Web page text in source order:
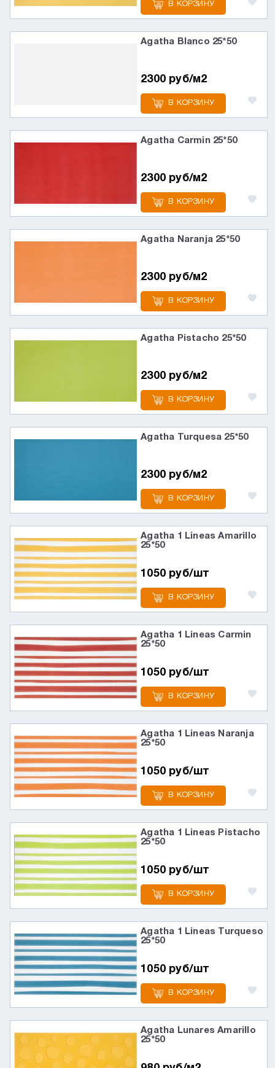
В КОРЗИНУ
Agatha Blanco 25*50
2300 руб/м2
В КОРЗИНУ
Agatha Carmin 25*50
2300 руб/м2
В КОРЗИНУ
Agatha Naranja 25*50
2300 руб/м2
В КОРЗИНУ
Agatha Pistacho 25*50
2300 руб/м2
В КОРЗИНУ
Agatha Turquesa 25*50
2300 руб/м2
В КОРЗИНУ
Agatha 1 Lineas Amarillo
25*50
1050 руб/шт
В КОРЗИНУ
Agatha 1 Lineas Carmin
25*50
1050 руб/шт
В КОРЗИНУ
Agatha 1 Lineas Naranja
25*50
1050 руб/шт
В КОРЗИНУ
Agatha 1 Lineas Pistacho
25*50
1050 руб/шт
В КОРЗИНУ
Agatha 1 Lineas Turqueso
25*50
1050 руб/шт
В КОРЗИНУ
Agatha Lunares Amarillo
25*50